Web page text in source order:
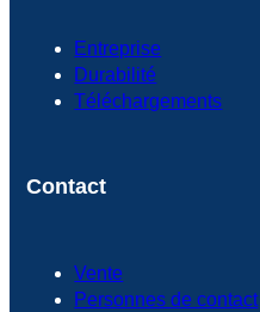
Entreprise
Durabilité
Téléchargements
Contact
Vente
Personnes de contact